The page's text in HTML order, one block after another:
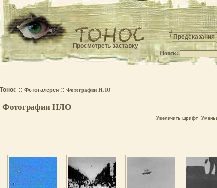
Предсказания
Поиск:
Тонос :: Фотогалерея :: Фотографии НЛО
Фотографии НЛО
Увеличить шрифт
Просмотреть заставку